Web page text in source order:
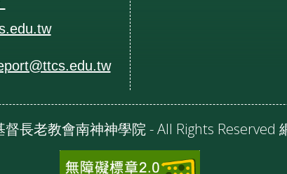
長老教會南神神學院 - All Rights Reserved